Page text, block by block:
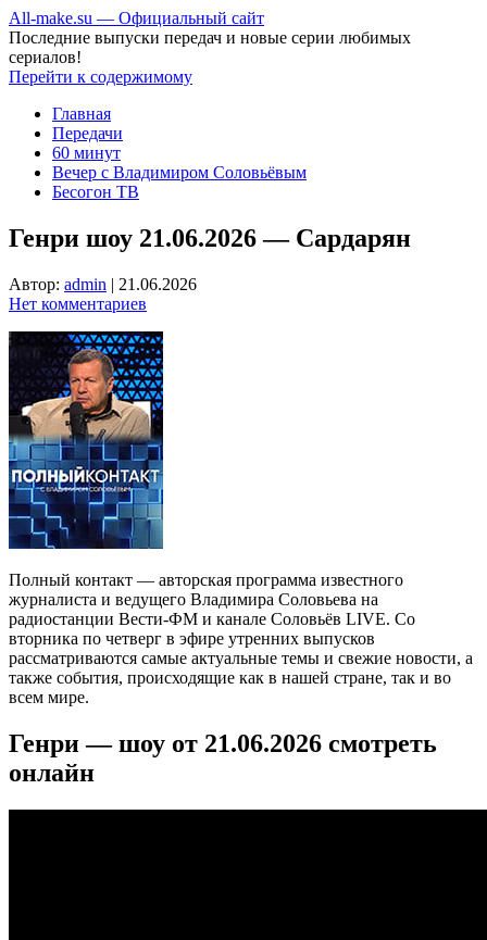
All-make.su — Официальный сайт
Последние выпуски передач и новые серии любимых
сериалов!
Перейти к содержимому
Главная
Передачи
60 минут
Вечер с Владимиром Соловьёвым
Бесогон ТВ
Генри шоу 21.06.2026 — Сардарян
Автор: admin | 21.06.2026
Нет комментариев
Полный контакт — авторская программа известного
журналиста и ведущего Владимира Соловьева на
радиостанции Вести-ФМ и канале Соловьёв LIVE. Со
вторника по четверг в эфире утренних выпусков
рассматриваются самые актуальные темы и свежие новости, а
также события, происходящие как в нашей стране, так и во
всем мире.
Генри — шоу от 21.06.2026 смотреть
онлайн